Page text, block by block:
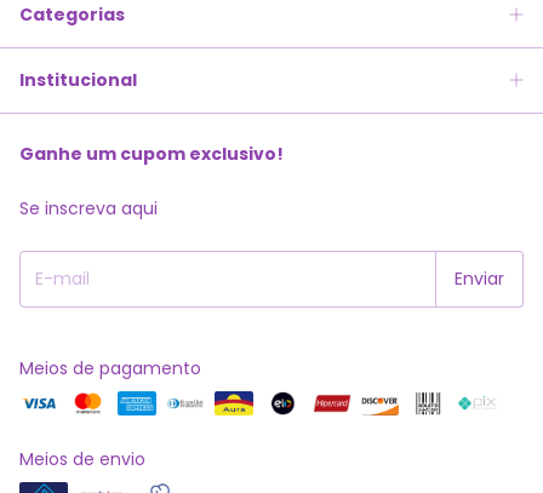
Categorias
Institucional
Ganhe um cupom exclusivo!
Se inscreva aqui
Meios de pagamento
Meios de envio